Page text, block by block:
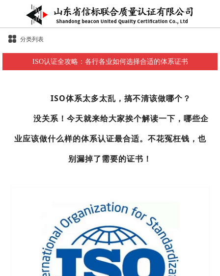
分类列表
ISO认证全攻略：各行各业如何选择合适的体系证书
ISO体系太多太乱， 搞不清该做哪个？
没关系！ 今天就来给大家挨个解读一下，哪些企
业应该做什么样的体系认证最合适。不花冤枉钱，也
别漏掉了需要的证书！